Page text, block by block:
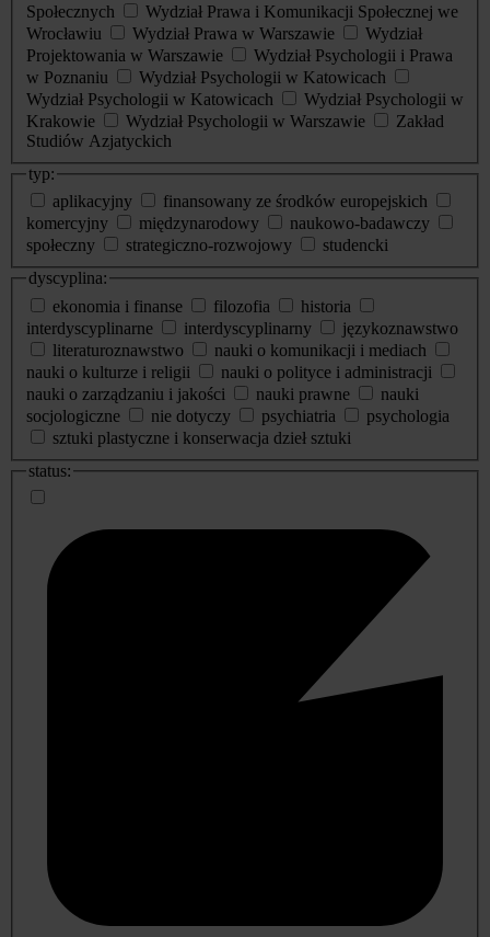
Społecznych
Wydział Prawa i Komunikacji Społecznej we
Wrocławiu
Wydział Prawa w Warszawie
Wydział
Projektowania w Warszawie
Wydział Psychologii i Prawa
w Poznaniu
Wydział Psychologii w Katowicach
Wydział Psychologii w Katowicach
Wydział Psychologii w
Krakowie
Wydział Psychologii w Warszawie
Zakład
Studiów Azjatyckich
typ:
aplikacyjny
finansowany ze środków europejskich
komercyjny
międzynarodowy
naukowo-badawczy
społeczny
strategiczno-rozwojowy
studencki
dyscyplina:
ekonomia i finanse
filozofia
historia
interdyscyplinarne
interdyscyplinarny
językoznawstwo
literaturoznawstwo
nauki o komunikacji i mediach
nauki o kulturze i religii
nauki o polityce i administracji
nauki o zarządzaniu i jakości
nauki prawne
nauki
socjologiczne
nie dotyczy psychiatria
psychologia
sztuki plastyczne i konserwacja dzieł sztuki
status: